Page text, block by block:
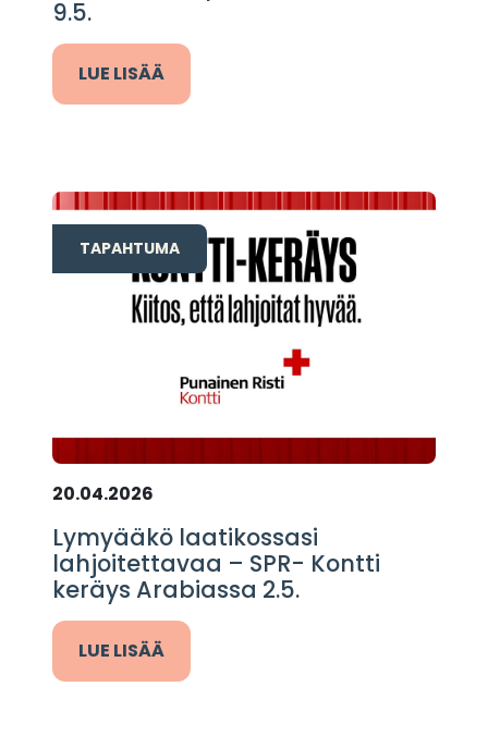
9.5.
LUE LISÄÄ
TAPAHTUMA
20.04.2026
Lymyääkö laatikossasi
lahjoitettavaa – SPR- Kontti
keräys Arabiassa 2.5.
LUE LISÄÄ